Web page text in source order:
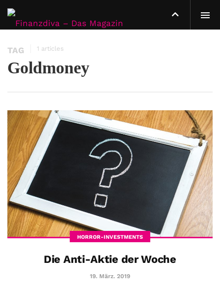
TAG 1 articles
Goldmoney
HORROR-INVESTMENTS
Die Anti-Aktie der Woche
19. März. 2019